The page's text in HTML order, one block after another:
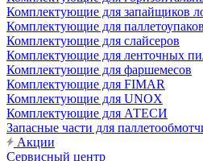
Комплектующие для запайщиков
Комплектующие для
Комплектующие для слайсеров
Комплектующие для ленточных
Комплектующие для фаршемесов
Комплектующие для FIMAR
Комплектующие для UNOX
Комплектующие для АТЕСИ
Запасные части для
Акции
Сервисный центр